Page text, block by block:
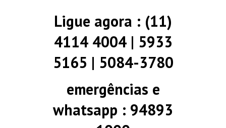
Ligue agora : (11)
4114 4004 | 5933
5165 | 5084-3780
emergências e
whatsapp : 94893